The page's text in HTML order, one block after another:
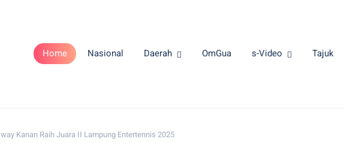
Home Nasional Daerah OmGua s-Video Tajuk
way Kanan Raih Juara II Lampung Entertennis 2025